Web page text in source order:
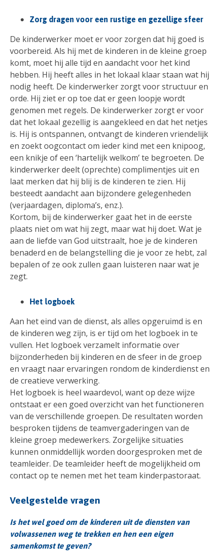
Zorg dragen voor een rustige en gezellige sfeer
De kinderwerker moet er voor zorgen dat hij goed is
voorbereid. Als hij met de kinderen in de kleine groep
komt, moet hij alle tijd en aandacht voor het kind
hebben. Hij heeft alles in het lokaal klaar staan wat hij
nodig heeft. De kinderwerker zorgt voor structuur en
orde. Hij ziet er op toe dat er geen loopje wordt
genomen met regels. De kinderwerker zorgt er voor
dat het lokaal gezellig is aangekleed en dat het netjes
is. Hij is ontspannen, ontvangt de kinderen vriendelijk
en zoekt oogcontact om ieder kind met een knipoog,
een knikje of een ‘hartelijk welkom’ te begroeten. De
kinderwerker deelt (oprechte) complimentjes uit en
laat merken dat hij blij is de kinderen te zien. Hij
besteedt aandacht aan bijzondere gelegenheden
(verjaardagen, diploma’s, enz.).
Kortom, bij de kinderwerker gaat het in de eerste
plaats niet om wat hij zegt, maar wat hij doet. Wat je
aan de liefde van God uitstraalt, hoe je de kinderen
benaderd en de belangstelling die je voor ze hebt, zal
bepalen of ze ook zullen gaan luisteren naar wat je
zegt.
Het logboek
Aan het eind van de dienst, als alles opgeruimd is en
de kinderen weg zijn, is er tijd om het logboek in te
vullen. Het logboek verzamelt informatie over
bijzonderheden bij kinderen en de sfeer in de groep
en vraagt naar ervaringen rondom de kinderdienst en
de creatieve verwerking.
Het logboek is heel waardevol, want op deze wijze
ontstaat er een goed overzicht van het functioneren
van de verschillende groepen. De resultaten worden
besproken tijdens de teamvergaderingen van de
kleine groep medewerkers. Zorgelijke situaties
kunnen onmiddellijk worden doorgesproken met de
teamleider. De teamleider heeft de mogelijkheid om
contact op te nemen met het team kinderpastoraat.
Veelgestelde vragen
Is het wel goed om de kinderen uit de diensten van
volwassenen weg te trekken en hen een eigen
samenkomst te geven?